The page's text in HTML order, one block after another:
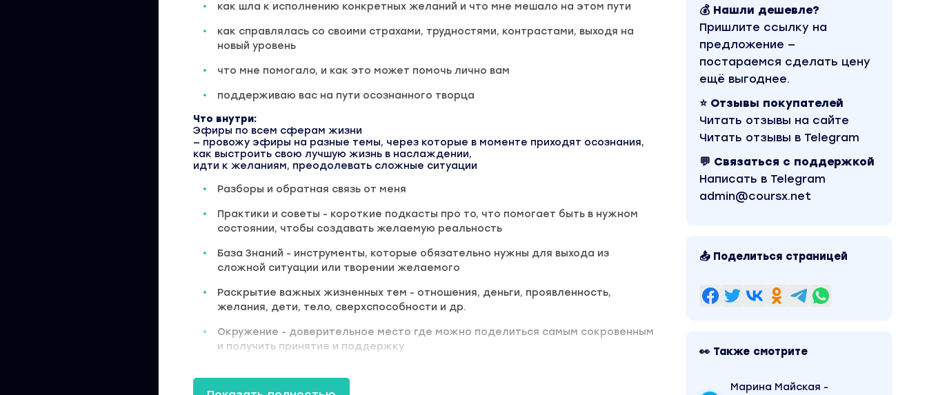
как шла к исполнению конкретных желаний и что мне мешало на этом пути
как справлялась со своими страхами, трудностями, контрастами, выходя на
новый уровень
что мне помогало, и как это может помочь лично вам
поддерживаю вас на пути осознанного творца
Что внутри:
Эфиры по всем сферам жизни
— провожу эфиры на разные темы, через которые в моменте приходят осознания,
как выстроить свою лучшую жизнь в наслаждении,
идти к желаниям, преодолевать сложные ситуации
Разборы и обратная связь от меня
Практики и советы - короткие подкасты про то, что помогает быть в нужном
состоянии, чтобы создавать желаемую реальность
База Знаний - инструменты, которые обязательно нужны для выхода из
сложной ситуации или творении желаемого
Раскрытие важных жизненных тем - отношения, деньги, проявленность,
желания, дети, тело, сверхспособности и др.
Окружение - доверительное место где можно поделиться самым сокровенным
и получить принятие и поддержку
💰 Нашли дешевле?
Пришлите ссылку на
предложение —
постараемся сделать цену
ещё выгоднее.
⭐ Отзывы покупателей
Читать отзывы на сайте
Читать отзывы в Telegram
💬 Связаться с поддержкой
Написать в Telegram
admin@coursx.net
📤 Поделиться страницей
👀 Также смотрите
Марина Майская -